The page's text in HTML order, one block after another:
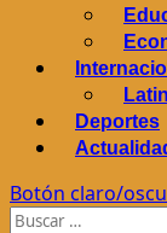
Deportes
Botón claro/
Buscar: